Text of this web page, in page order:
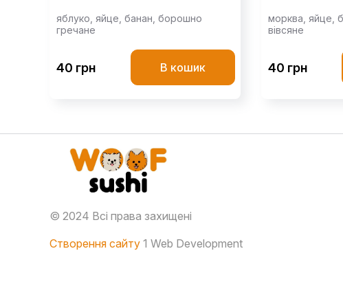
яблуко, яйце, банан, борошно
гречане
40 грн В кошик
морква, яйце,
вівсяне
40 грн
© 2024 Всі права захищені
Створення сайту 1 Web Development